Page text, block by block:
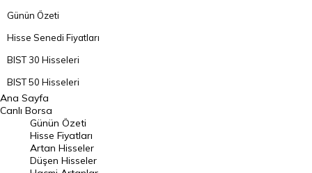
Günün Özeti
Hisse Senedi Fiyatları
BIST 30 Hisseleri
BIST 50 Hisseleri
BIST 100 Hisseleri
En Çok Artan Hisseler
En Çok Düşen Hisseler
Ana Sayfa
Canlı Borsa
Günün Özeti
Hisse Fiyatları
Artan Hisseler
Düşen Hisseler